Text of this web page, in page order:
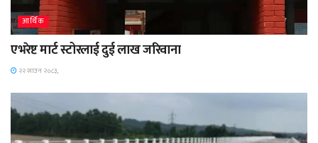
आर्थिक
एभरेष्ट मार्ट स्टोरलाई दुई लाख जरिवाना
२२ साउन २०८३,